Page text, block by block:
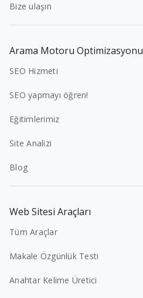
Bize ulaşın
Arama Motoru Optimizasyonu
SEO Hizmeti
SEO yapmayı öğren!
Eğitimlerimiz
Site Analizi
Blog
Web Sitesi Araçları
Tüm Araçlar
Makale Özgünlük Testi
Anahtar Kelime Üretici